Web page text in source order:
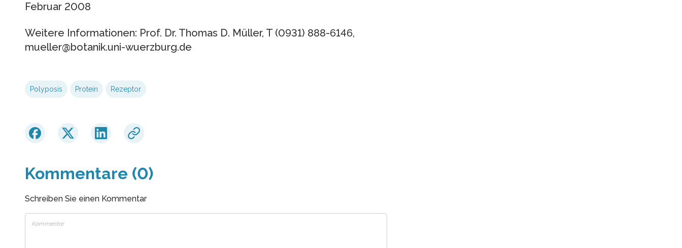
Februar 2008
Weitere Informationen: Prof. Dr. Thomas D. Müller, T (0931) 888-6146,
mueller@botanik.uni-wuerzburg.de
Polyposis Protein Rezeptor
Kommentare (0)
Schreiben Sie einen Kommentar